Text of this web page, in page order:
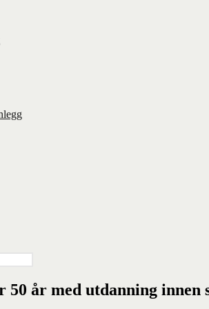
år med utdanning innen